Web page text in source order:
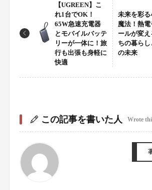
【UGREEN】こ
れ1台でOK！
65W急速充電器
とモバイルバッテ
リーが一体に！旅
行も出張も身軽に
快適
未来を彩る
魔法！熱電
ールが変え
ちの暮ら
の未来
この記事を書いた人 Wrote